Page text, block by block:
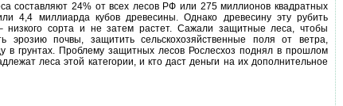
составляют 24% от всех лесов РФ или 275 миллионов квадратных
4,4 миллиарда кубов древесины. Однако древесину эту рубить
низкого сорта и не затем растет. Сажали защитные леса, чтобы
эрозию почвы, защитить сельскохозяйственные поля от ветра,
в грунтах. Проблему защитных лесов Рослесхоз поднял в прошлом
леса этой категории, и кто даст деньги на их дополнительное